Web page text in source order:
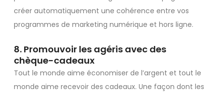
créer automatiquement une cohérence entre vos
programmes de marketing numérique et hors ligne.
8. Promouvoir les agéris avec des
chèque-cadeaux
Tout le monde aime économiser de l’argent et tout le
monde aime recevoir des cadeaux. Une façon dont les